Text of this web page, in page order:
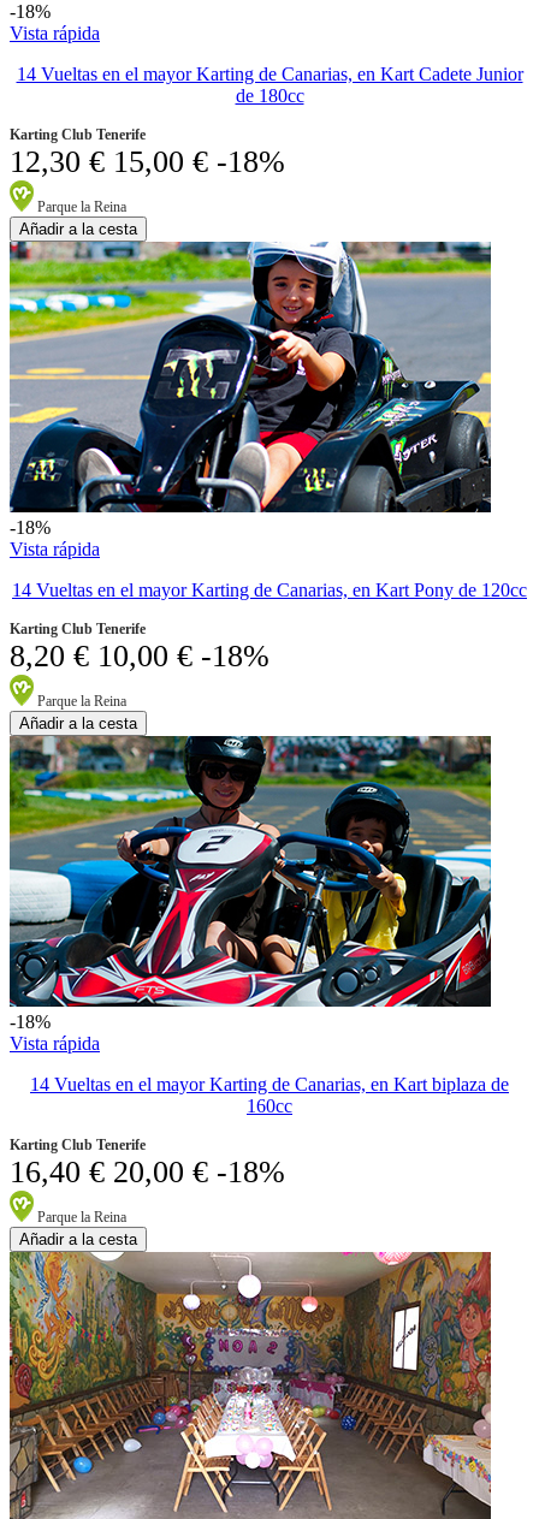
-18%
Vista rápida
14 Vueltas en el mayor Karting de Canarias, en Kart Cadete Junior
de 180cc
Karting Club Tenerife
12,30 € 15,00 € -18%
Parque la Reina
Añadir a la cesta
-18%
Vista rápida
14 Vueltas en el mayor Karting de Canarias, en Kart Pony de 120cc
Karting Club Tenerife
8,20 € 10,00 € -18%
Parque la Reina
Añadir a la cesta
-18%
Vista rápida
14 Vueltas en el mayor Karting de Canarias, en Kart biplaza de
160cc
Karting Club Tenerife
16,40 € 20,00 € -18%
Parque la Reina
Añadir a la cesta